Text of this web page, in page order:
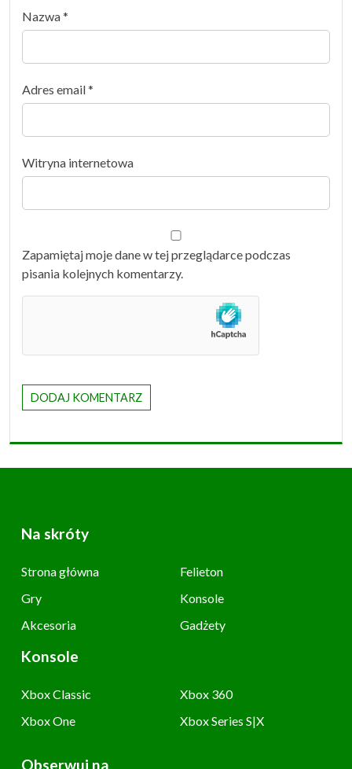
Nazwa*
Adres email*
Witryna internetowa
Zapamiętaj moje dane w tej przeglądarce podczas
pisania kolejnych komentarzy.
Na skróty
Strona główna
Felieton
Gry
Konsole
Akcesoria
Gadżety
Konsole
Xbox Classic
Xbox 360
Xbox One
Xbox Series S|X
Obserwuj na